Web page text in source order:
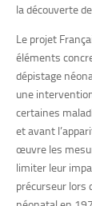
la découverte
Le projet
éléments
dépistage
une
certaines
et avant
œuvre les
limiter leur
précurseur lors